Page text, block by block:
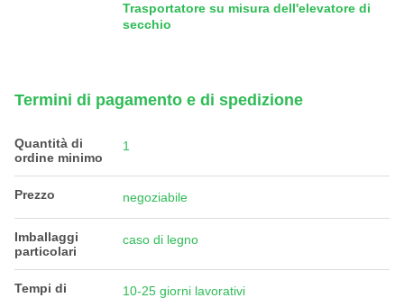
Trasportatore su misura dell'elevatore di
secchio
Termini di pagamento e di spedizione
Quantità di
ordine minimo
1
Prezzo negoziabile
Imballaggi
particolari
caso di legno
Tempi di
10-25 giorni lavorativi